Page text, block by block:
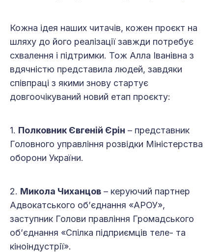
Кожна ідея наших читачів, кожен проєкт на
шляху до його реалізації завжди потребує
схвалення і підтримки. Тож Алла Іванівна з
вдячністю представила людей, завдяки
співпраці з якими знову стартує
довгоочікуваний новий етап проєкту:
1. Полковник Євгеній Єрін – представник
Головного управління розвідки Міністерства
оборони України.
2. Микола Чиханцов – керуючий партнер
Адвокатського обʼєднання «АРОУ»,
заступник Голови правління Громадського
обʼєднання «Спілка підприємців теле- та
кіноіндустрії».